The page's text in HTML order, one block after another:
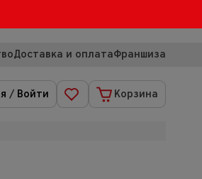
Доставка и оплатаФраншиза
/ Войти Корзина